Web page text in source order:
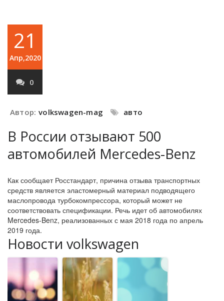
21
Апр,2020
0
Автор: volkswagen-mag авто
В России отзывают 500
автомобилей Mercedes-Benz
Как сообщает Росстандарт, причина отзыва транспортных
средств является эластомерный материал подводящего
маслопровода турбокомпрессора, который может не
соответствовать спецификации. Речь идет об автомобилях
Mercedes-Benz, реализованных с мая 2018 года по апрель
2019 года.
Новости volkswagen